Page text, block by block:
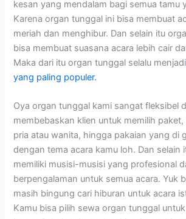
kesan yang mendalam bagi semua tamu
Karena organ tunggal ini bisa membuat
meriah dan menghibur. Dan selain itu
bisa membuat suasana acara lebih cair
Maka dari itu organ tunggal selalu menjadi
yang paling populer.
Oya organ tunggal kami sangat fleksibel
membebaskan klien untuk memilih
pria atau wanita, hingga pakaian yang di
dengan tema acara kamu loh. Dan selain
memiliki musisi-musisi yang profesional
berpengalaman untuk semua acara. Yuk
masih bingung cari hiburan untuk acara
Kamu bisa pilih sewa organ tunggal